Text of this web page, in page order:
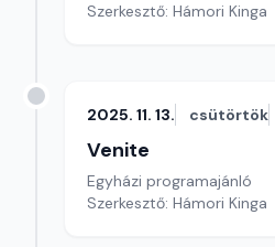
Szerkesztő: Hámori Kinga
2025. 11. 13. csütörtök
Venite
Egyházi programajánló
Szerkesztő: Hámori Kinga